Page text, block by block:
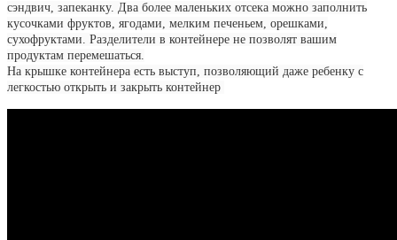
сэндвич, запеканку. Два более маленьких отсека можно заполнить
кусочками фруктов, ягодами, мелким печеньем, орешками,
сухофруктами. Разделители в контейнере не позволят вашим
продуктам перемешаться.
На крышке контейнера есть выступ, позволяющий даже ребенку с
легкостью открыть и закрыть контейнер